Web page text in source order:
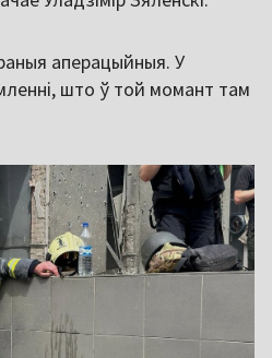
аперацыйныя. У
што ў той момант там